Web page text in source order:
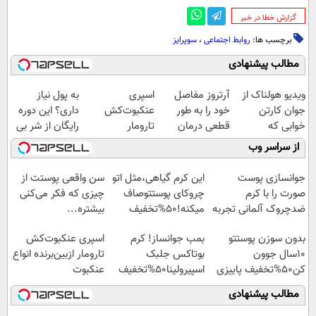
‌گزارش خطا در خبر
برچسب ها: روابط اجتماعی ، سوپرایز
مطالب پیشنهادی
ویدیو هولناک از
جوان کارتن
خوابی که
میلیاردر شد.
آموزش رایگان
آرتروز مفاصل
خود را به طور
قطعی درمان
کنید!
◗پرسش‌نامه◖
اسپری
عنکبوت‌‌کش
تارومار
ازبین‌برنده انواع
عنکبوت
به پول نیاز
داری؟ این دوره
رایگان از شر بی
پولی خلاصت
میکنه
از سراسر وب
جوانسازی پوست
صورت را با کرم
ضدچروک آلمانی تجربه
این کرم گیاهی،مثل اتو
چروکای پوستتوصاف
میکنه!50%تخفیف
سن واقعی پوستت از
چیزی که فکر می‌کنی
بیشتره...
بدون سوزن پوستتو
10سال جوون
کن50%تخفیف پاییزی
بمب جوانساز! کرم
بوتاکس جلبک
اسپیرولینا50%تخفیف
اسپری عنکبوت‌‌کش
تارومار ازبین‌برنده انواع
عنکبوت
مطالب پیشنهادی